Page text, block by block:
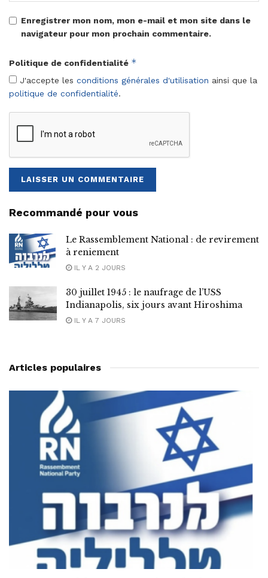
Enregistrer mon nom, mon e-mail et mon site dans le
navigateur pour mon prochain commentaire.
Politique de confidentialité *
J'accepte les conditions générales d'utilisation ainsi que la
politique de confidentialité.
Recommandé pour vous
Le Rassemblement National : de revirement
à reniement
IL Y A 2 JOURS
30 juillet 1945 : le naufrage de l’USS
Indianapolis, six jours avant Hiroshima
IL Y A 7 JOURS
Articles populaires